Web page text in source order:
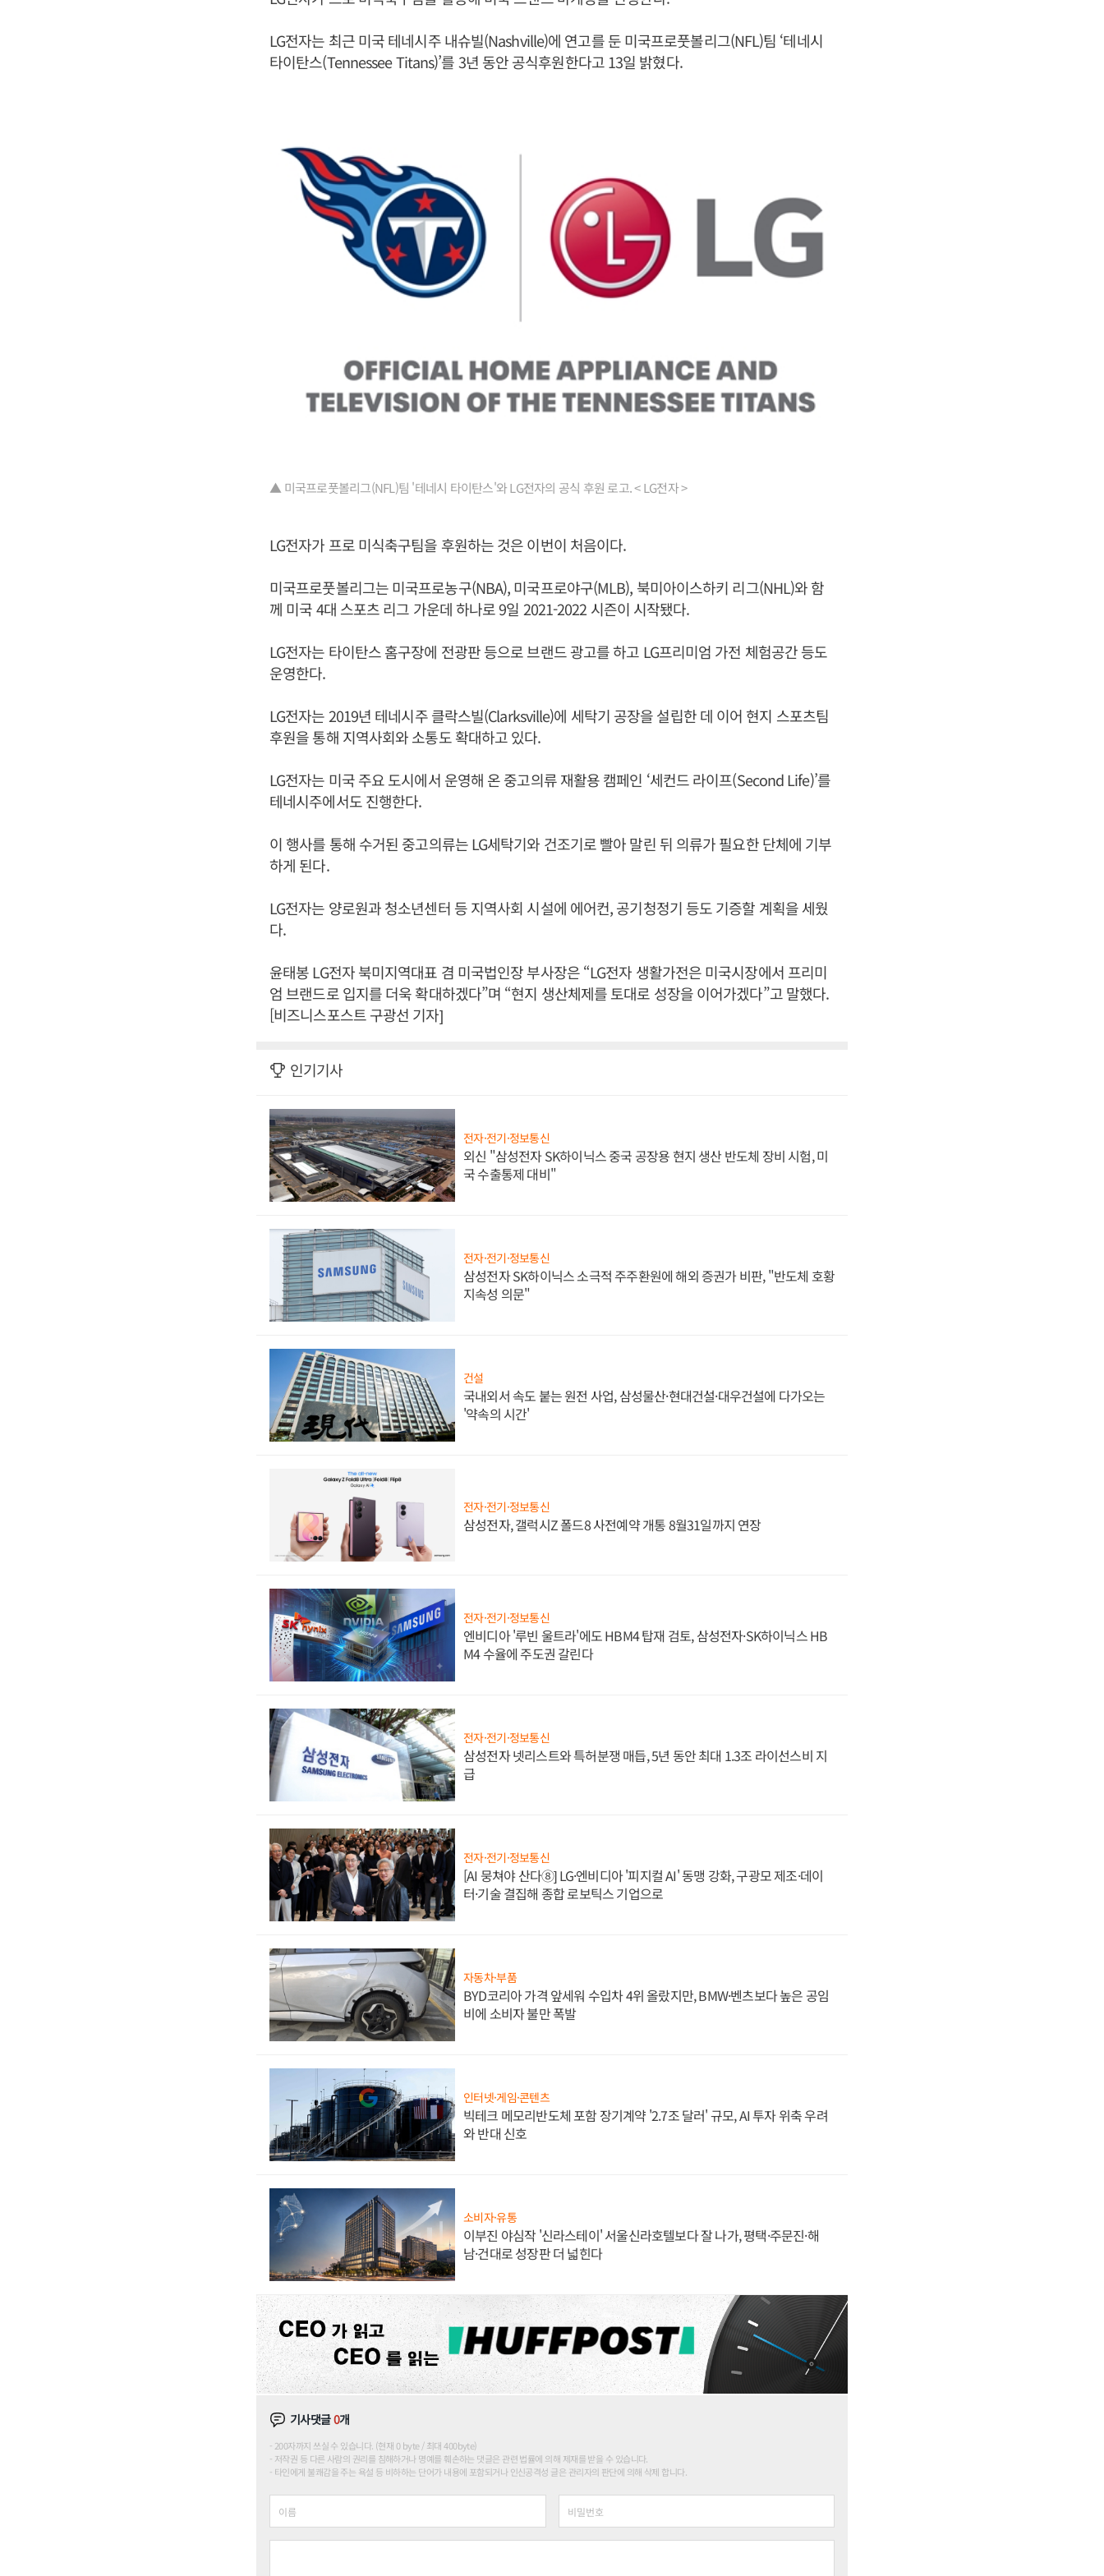
LG전자는 최근 미국 테네시주 내슈빌(Nashville)에 연고를 둔 미국프로풋볼리그(NFL)팀 ‘테네시
타이탄스(Tennessee Titans)’를 3년 동안 공식후원한다고 13일 밝혔다.
▲ 미국프로풋볼리그(NFL)팀 '테네시 타이탄스'와 LG전자의 공식 후원 로고. < LG전자 >
LG전자가 프로 미식축구팀을 후원하는 것은 이번이 처음이다.
미국프로풋볼리그는 미국프로농구(NBA), 미국프로야구(MLB), 북미아이스하키 리그(NHL)와 함
께 미국 4대 스포츠 리그 가운데 하나로 9일 2021-2022 시즌이 시작됐다.
LG전자는 타이탄스 홈구장에 전광판 등으로 브랜드 광고를 하고 LG프리미엄 가전 체험공간 등도
운영한다.
LG전자는 2019년 테네시주 클락스빌(Clarksville)에 세탁기 공장을 설립한 데 이어 현지 스포츠팀
후원을 통해 지역사회와 소통도 확대하고 있다.
LG전자는 미국 주요 도시에서 운영해 온 중고의류 재활용 캠페인 ‘세컨드 라이프(Second Life)’를
테네시주에서도 진행한다.
이 행사를 통해 수거된 중고의류는 LG세탁기와 건조기로 빨아 말린 뒤 의류가 필요한 단체에 기부
하게 된다.
LG전자는 양로원과 청소년센터 등 지역사회 시설에 에어컨, 공기청정기 등도 기증할 계획을 세웠
다.
윤태봉 LG전자 북미지역대표 겸 미국법인장 부사장은 “LG전자 생활가전은 미국시장에서 프리미
엄 브랜드로 입지를 더욱 확대하겠다”며 “현지 생산체제를 토대로 성장을 이어가겠다”고 말했다.
[비즈니스포스트 구광선 기자]
인기기사
전자·전기·정보통신
외신 "삼성전자 SK하이닉스 중국 공장용 현지 생산 반도체 장비 시험, 미
국 수출통제 대비"
전자·전기·정보통신
삼성전자 SK하이닉스 소극적 주주환원에 해외 증권가 비판, "반도체 호황
지속성 의문"
건설
국내외서 속도 붙는 원전 사업, 삼성물산·현대건설·대우건설에 다가오는
'약속의 시간'
전자·전기·정보통신
삼성전자, 갤럭시Z 폴드8 사전예약 개통 8월31일까지 연장
전자·전기·정보통신
엔비디아 '루빈 울트라'에도 HBM4 탑재 검토, 삼성전자·SK하이닉스 HB
M4 수율에 주도권 갈린다
전자·전기·정보통신
삼성전자 넷리스트와 특허분쟁 매듭, 5년 동안 최대 1.3조 라이선스비 지
급
전자·전기·정보통신
[AI 뭉쳐야 산다⑧] LG·엔비디아 '피지컬 AI' 동맹 강화, 구광모 제조·데이
터·기술 결집해 종합 로보틱스 기업으로
자동차·부품
BYD코리아 가격 앞세워 수입차 4위 올랐지만, BMW·벤츠보다 높은 공임
비에 소비자 불만 폭발
인터넷·게임·콘텐츠
빅테크 메모리반도체 포함 장기계약 '2.7조 달러' 규모, AI 투자 위축 우려
와 반대 신호
소비자·유통
이부진 야심작 '신라스테이' 서울신라호텔보다 잘 나가, 평택·주문진·해
남·건대로 성장판 더 넓힌다
기사댓글0개
200자까지 쓰실 수 있습니다. (현재 0 byte / 최대 400byte)
저작권 등 다른 사람의 권리를 침해하거나 명예를 훼손하는 댓글은 관련 법률에 의해 제재를 받을 수 있습니다.
타인에게 불쾌감을 주는 욕설 등 비하하는 단어가 내용에 포함되거나 인신공격성 글은 관리자의 판단에 의해 삭제 합니다.